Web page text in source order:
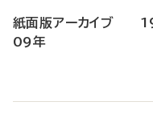
紙面版アーカイブ
09年